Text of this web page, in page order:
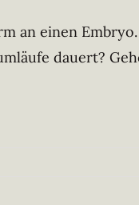
an einen Embryo.
dauert?